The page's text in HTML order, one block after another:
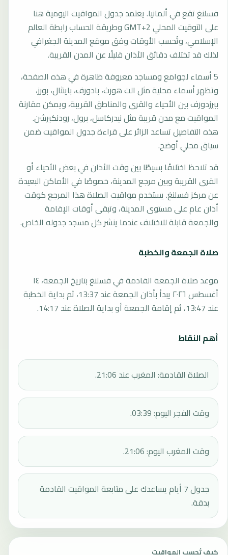
فسلنغ تقع في ألمانيا. يعتمد جدول المواقيت اليومية هنا
على التوقيت المحلي GMT+2 وطريقة الحساب رابطة العالم
الإسلامي، وتُحسب الأوقات وفق موقع المدينة الجغرافي
لذلك قد تختلف دقائق الأذان قليلًا عن المدن القريبة.
5 أسماء لجوامع ومساجد معروفة ظاهرة في هذه الصفحة،
وتظهر أسماء محلية مثل الت هورث، بادورف، باينثال، بورز،
بيرزدورف بين الأحياء والقرى والمناطق القريبة، ويمكن مقارنة
المواقيت مع مدن قريبة مثل نيدركاسل، برول، رودنكيرشن.
هذه التفاصيل تساعد الزائر على قراءة جدول المواقيت ضمن
سياق محلي أوضح.
قد تلاحظ اختلافًا بسيطًا بين وقت الأذان في بعض الأحياء أو
القرى القريبة وبين مرجع المدينة، خصوصًا في الأماكن البعيدة
عن مركز فسلنغ. يستخدم مواقيت الصلاة هذا المرجع كوقت
أذان عام على مستوى المدينة، وتبقى أوقات الإقامة
والجمعة قابلة للاختلاف عندما ينشر كل مسجد جدوله الخاص.
صلاة الجمعة والخطبة
موعد صلاة الجمعة القادمة في فسلنغ بتاريخ الجمعة، ١٤
أغسطس ٢٠٢٦ يبدأ بأذان الجمعة عند 13:37، ثم بداية الخطبة
عند 13:47، ثم إقامة الجمعة أو بداية الصلاة عند 14:17.
أهم النقاط
الصلاة القادمة: المغرب عند 21:06.
وقت الفجر اليوم: 03:39.
وقت المغرب اليوم: 21:06.
جدول 7 أيام يساعدك على متابعة المواقيت القادمة
بدقة.
كيف تُحسب المواقيت